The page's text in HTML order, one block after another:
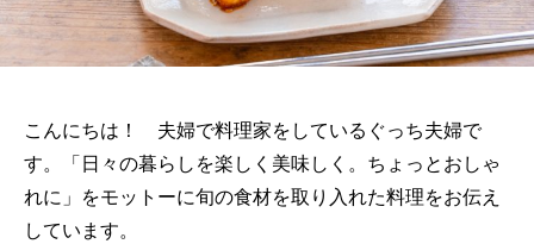
こんにちは！ 夫婦で料理家をしているぐっち夫婦で
す。「日々の暮らしを楽しく美味しく。ちょっとおしゃ
れに」をモットーに旬の食材を取り入れた料理をお伝え
しています。